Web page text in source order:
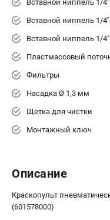
Пылесосы
АККУМУЛЯТОРНЫЙ
Аккумуляторные
Аккумуляторные
Наборы инструмента
Аккумуляторные
Запчасти для изделий
Кейсы и сумки
Вставной ниппель 1/4"
Вставной ниппель 1/4"
Вставной ниппель 1/4"
Пластмассовый
Фильтры
Насадка Ø 1,3 мм
Щетка для чистки
Монтажный ключ
Описание
Краскопульт
(601578000)